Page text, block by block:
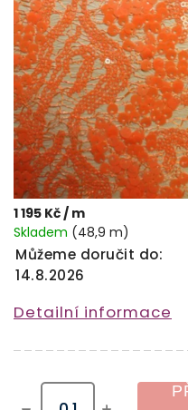
1 195 Kč/ m
Skladem (48,9 m)
Můžeme doručit do:
14.8.2026
Detailní informace